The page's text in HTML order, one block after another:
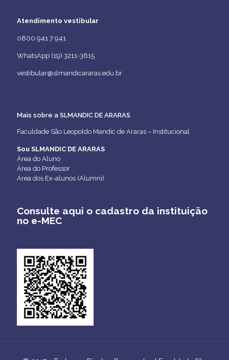
Atendimento vestibular
0800 941 7 941
WhatsApp (19) 3211-3615
vestibular@slmandicararas.edu.br
Mais sobre a SLMANDIC DE ARARAS
Faculdade São Leopoldo Mandic de Araras – Institucional
Sou SLMANDIC DE ARARAS
Área do Aluno
Área do Professor
Área dos Ex-alunos (Alumni)
Consulte aqui o cadastro da instituição
no e-MEC